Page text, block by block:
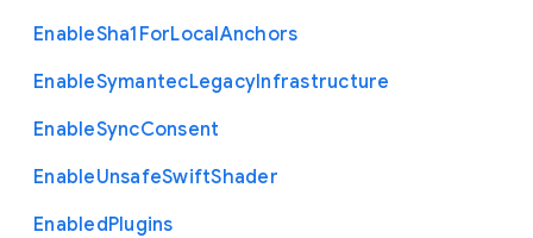
EnableSha1 ForLocalAnchors
EnableSymantecLegacyInfrastructure
EnableSyncConsent
EnableUnsafeSwiftShader
EnabledPlugins